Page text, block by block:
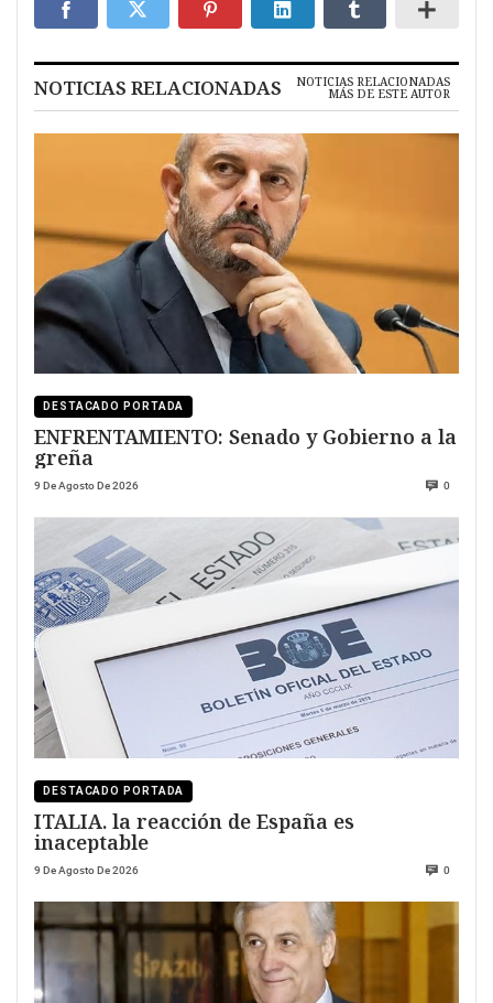
NOTICIAS RELACIONADAS NOTICIAS RELACIONADAS
MÁS DE ESTE AUTOR
DESTACADO PORTADA
ENFRENTAMIENTO: Senado y Gobierno a la
greña
9 De Agosto De 2026 0
DESTACADO PORTADA
ITALIA. la reacción de España es
inaceptable
9 De Agosto De 2026 0